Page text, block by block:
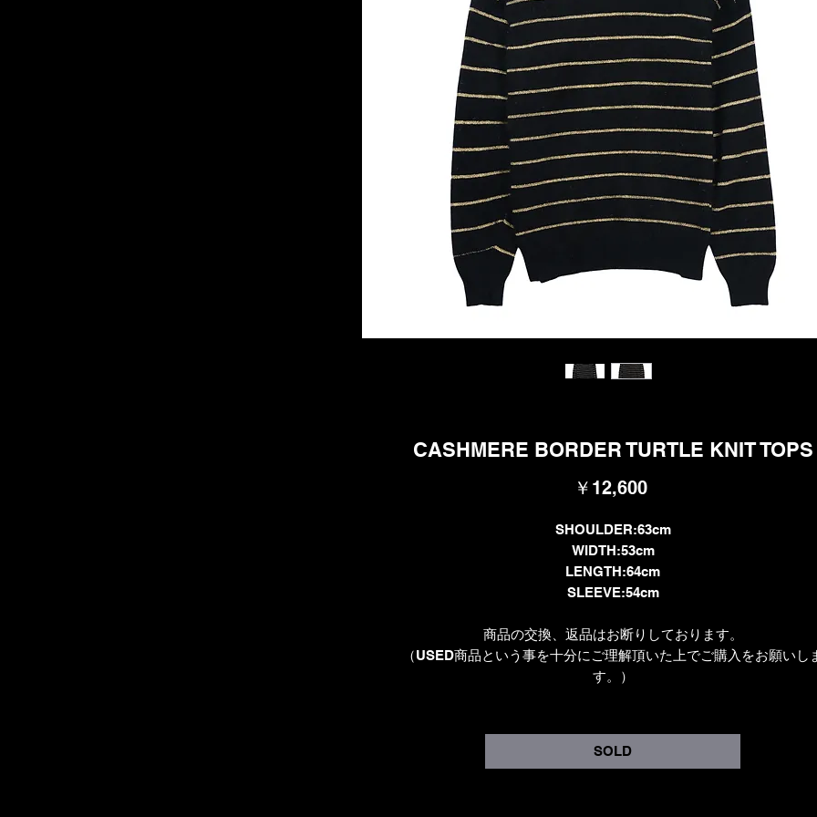
CASHMERE BORDER TURTLE KNIT TOPS
￥12,600価
SHOULDER:63cm
WIDTH:53cm
LENGTH:64cm
SLEEVE:54cm
商品の交換、返品はお断りしております。
（USED商品という事を十分にご理解頂いた上でご購入をお願いし
す。）
SOLD